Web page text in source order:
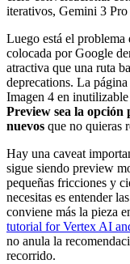
iterativos, Gemini 3
Luego está el
colocada por Google
atractiva que una ruta
deprecations. La
Imagen 4 en
Preview sea la opción
nuevos que no quieras
Hay una caveat
sigue siendo preview
pequeñas fricciones y
necesitas es entender
conviene más la pieza
tutorial for Vertex AI
no anula la
recorrido.